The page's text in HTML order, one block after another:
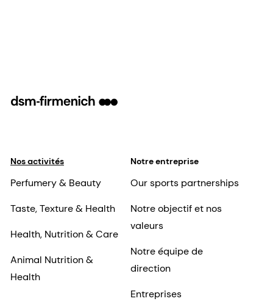
Nos activités
Perfumery & Beauty
Taste, Texture & Health
Health, Nutrition & Care
Animal Nutrition &
Health
Notre entreprise
Our sports partnerships
Notre objectif et nos
valeurs
Notre équipe de
direction
Entreprises